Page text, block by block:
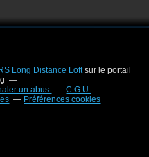
Long Distance Loftsur le portail
un abus
C.G.U.
Préférences cookies